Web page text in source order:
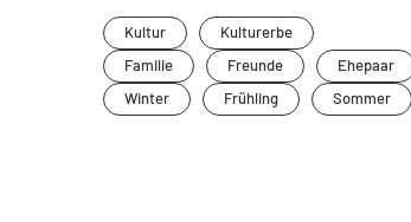
Kultur
Kulturerbe
Familie
Freunde Ehepaar
Winter
Frühling Sommer